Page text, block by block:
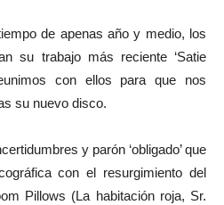
de apenas año y medio, los
su trabajo más reciente ‘Satie
con ellos para que nos
su nuevo disco.
y parón ‘obligado’ que
con el resurgimiento del
Pillows (La habitación roja, Sr.